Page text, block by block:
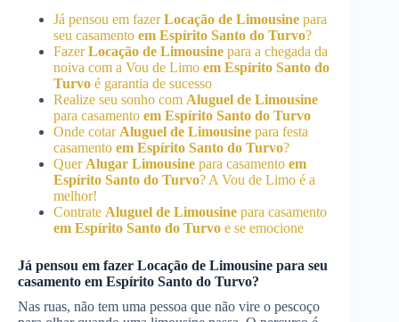
Já pensou em fazerLocação de Limousine para
seu casamento em Espírito Santo do Turvo?
FazerLocação de Limousine para a chegada da
noiva com a Vou de Limo em Espírito Santo do
Turvo é garantia de sucesso
Realize seu sonho com Aluguel de Limousine
para casamento em Espírito Santo do Turvo
Onde cotar Aluguel de Limousine para festa
casamento em Espírito Santo do Turvo?
Quer Alugar Limousine para casamento em
Espírito Santo do Turvo? A Vou de Limo é a
melhor!
Contrate Aluguel de Limousine para casamento
em Espírito Santo do Turvo e se emocione
Já pensou em fazer Locação de Limousine para seu
casamento em Espírito Santo do Turvo?
Nas ruas, não tem uma pessoa que não vire o pescoço